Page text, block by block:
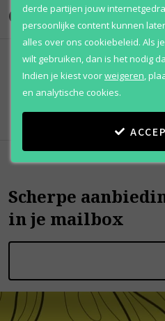
Onze merken
Scherpe
in je mailbox
derde partijen jouw
persoonlijke content kunnen
alles over ons cookiebeleid. Als
wilt gebruiken, dan is het nodig
Indien je kiest voorweigeren
en analytische cookies.